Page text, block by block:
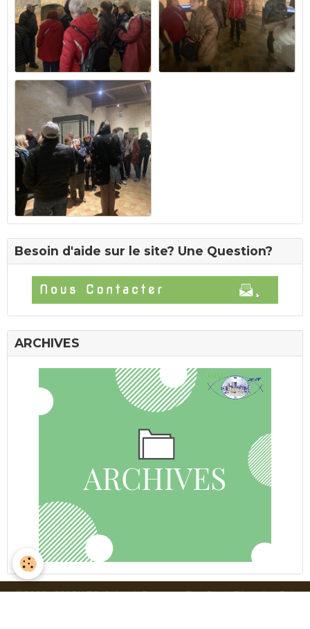
Besoin d'aide sur le site? Une Question?
ARCHIVES
© 2009 - 2026 U.T.D. Salon de Provence. Tous Droits Réservés - Fait